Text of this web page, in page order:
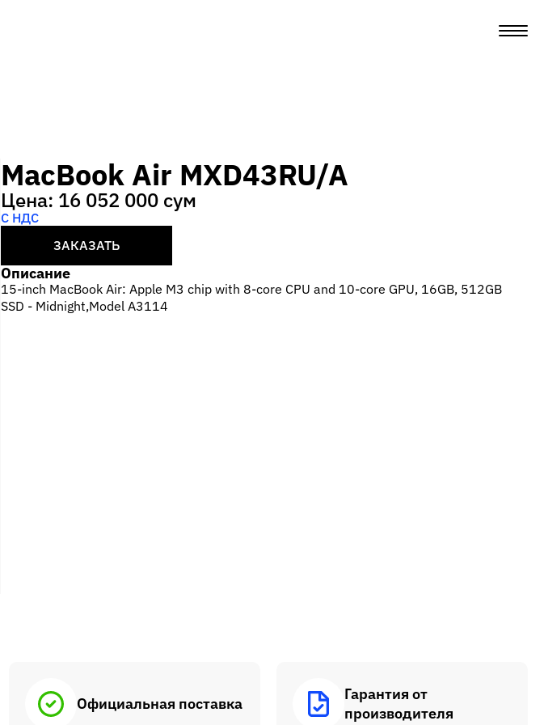
MacBook Air MXD43RU/A
Цена: 16 052 000 сум
С НДС
ЗАКАЗАТЬ
Описание
15-inch MacBook Air: Apple M3 chip with 8-core CPU and 10-core GPU, 16GB, 512GB
SSD - Midnight,Model A3114
Официальная поставка
Гарантия от
производителя